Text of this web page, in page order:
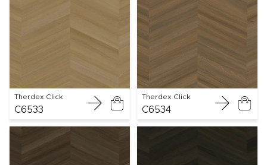
Therdex Click
C6533
Therdex Click
C6534